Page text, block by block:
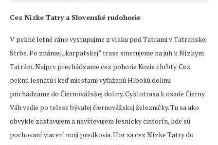
Cez Nízke Tatry a Slovenské rudohorie
V pekné letné ráno vystupujme z vlaku pod Tatrami v Tatranskej
Štrbe. Po známej „karpatskej“ trase smerujeme na juh k Nízkym
Tatrám. Najprv prechádzame cez pohorie Kozie chrbty. Cez
peknú lesnatú i keď miestami vyťaženú Hlbokú dolinu
prichádzame do Čiernovážskej doliny. Cyklotrasa k osade Čierny
Váh vedie po telese bývalej čiernovážskej železničky. Tu sa ako
obvykle zastavujem a navštevujem lesnícky cintorín, kde sú
pochovaní viacerí moji predkovia. Hor sa cez Nízke Tatry do